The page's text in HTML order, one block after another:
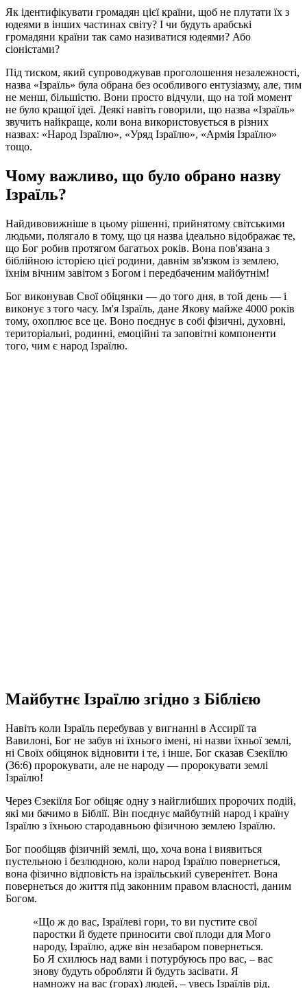
Як ідентифікувати громадян цієї країни, щоб не плутати їх з
юдеями в інших частинах світу? І чи будуть арабські
громадяни країни так само називатися юдеями? Або
сіоністами?
Під тиском, який супроводжував проголошення незалежності,
назва «Ізраїль» була обрана без особливого ентузіазму, але, тим
не менш, більшістю. Вони просто відчули, що на той момент
не було кращої ідеї. Деякі навіть говорили, що назва «Ізраїль»
звучить найкраще, коли вона використовується в різних
назвах: «Народ Ізраїлю», «Уряд Ізраїлю», «Армія Ізраїлю»
тощо.
Чому важливо, що було обрано назву
Ізраїль?
Найдивовижніше в цьому рішенні, прийнятому світськими
людьми, полягало в тому, що ця назва ідеально відображає те,
що Бог робив протягом багатьох років. Вона пов'язана з
біблійною історією цієї родини, давнім зв'язком із землею,
їхнім вічним завітом з Богом і передбаченим майбутнім!
Бог виконував Свої обіцянки — до того дня, в той день — і
виконує з того часу. Ім'я Ізраїль, дане Якову майже 4000 років
тому, охоплює все це. Воно поєднує в собі фізичні, духовні,
територіальні, родинні, емоційні та заповітні компоненти
того, чим є народ Ізраїлю.
Майбутнє Ізраїлю згідно з Біблією
Навіть коли Ізраїль перебував у вигнанні в Ассирії та
Вавилоні, Бог не забув ні їхнього імені, ні назви їхньої землі,
ні Своїх обіцянок відновити і те, і інше. Бог сказав Єзекіїлю
(36:6) пророкувати, але не народу — пророкувати землі
Ізраїлю!
Через Єзекіїля Бог обіцяє одну з найглибших пророчих подій,
які ми бачимо в Біблії. Він поєднує майбутній народ і країну
Ізраїлю з їхньою стародавньою фізичною землею Ізраїлю.
Бог пообіцяв фізичній землі, що, хоча вона і виявиться
пустельною і безлюдною, коли народ Ізраїлю повернеться,
вона фізично відповість на ізраїльський суверенітет. Вона
повернеться до життя під законним правом власності, даним
Богом.
«Що ж до вас, Ізраїлеві гори, то ви пустите свої
паростки й будете приносити свої плоди для Мого
народу, Ізраїлю, адже він незабаром повернеться.
Бо Я схилюсь над вами і потурбуюсь про вас, – вас
знову будуть обробляти й будуть засівати. Я
намножу на вас (горах) людей, – увесь Ізраїлів рід,